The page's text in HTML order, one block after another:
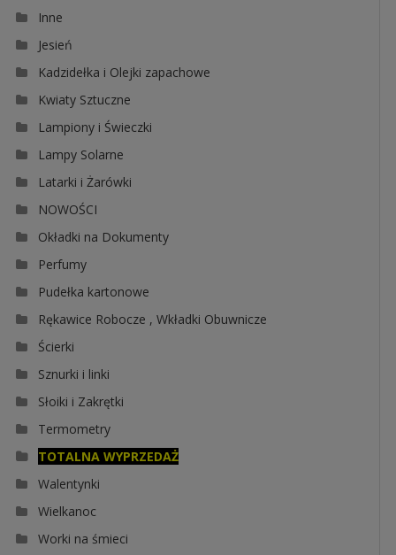
Inne
Jesień
Kadzidełka i Olejki zapachowe
Kwiaty Sztuczne
Lampiony i Świeczki
Lampy Solarne
Latarki i Żarówki
NOWOŚCI
Okładki na Dokumenty
Perfumy
Pudełka kartonowe
Rękawice Robocze , Wkładki Obuwnicze
Ścierki
Sznurki i linki
Słoiki i Zakrętki
Termometry
TOTALNA WYPRZEDAŻ
Walentynki
Wielkanoc
Worki na śmieci